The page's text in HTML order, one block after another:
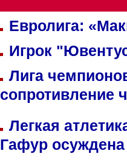
Евролига:
Игрок
Лига
сопротивление
Легкая
Гафур осуждена